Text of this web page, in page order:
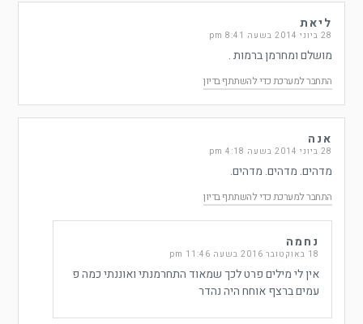
ליאת
28 ביוני 2014 בשעה 8:41 pm
מושלם ומחרמן ברמות .
התחבר למערכת כדי להשתתף בדיון
אנה
28 ביוני 2014 בשעה 4:18 pm
מדהים. מדהים. מדהים.
התחבר למערכת כדי להשתתף בדיון
נחמה
18 באוקטובר 2016 בשעה 11:46 pm
אין לי מילים פרט לכך שמאוד התחרמנתי ואוננתי כמה פ
עמים ברצף אוחח היה נהדר